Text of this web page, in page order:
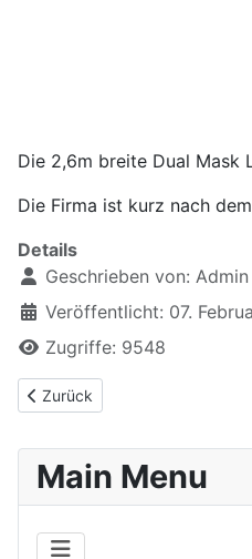
Die 2,6m breite Dual Mask
Die Firma ist kurz nach
Details
Geschrieben von:
Veröffentlicht: 07.
Zugriffe: 9548
Vorheriger Beitrag: Amazon Fire
Zurück
Main Menu